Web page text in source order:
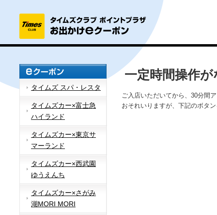
タイムズ スパ・レスタ
タイムズカー×富士急
ハイランド
タイムズカー×東京サ
マーランド
タイムズカー×西武園
ゆうえんち
タイムズカー×さがみ
湖MORI MORI
一定時間操作
ご入店いただいてから、30分間
おそれいりますが、下記のボタ